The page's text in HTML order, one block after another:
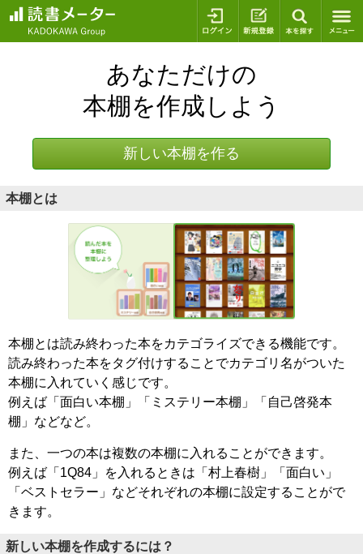
ログイン 新規登録
あなただけの
本棚を作成しよう
新しい本棚を作る
本棚とは
本棚とは読み終わった本をカテゴライズできる機能です。
読み終わった本をタグ付けすることでカテゴリ名がついた
本棚に入れていく感じです。
例えば「面白い本棚」「ミステリー本棚」「自己啓発本
棚」などなど。
また、一つの本は複数の本棚に入れることができます。
例えば「1Q84」を入れるときは「村上春樹」「面白い」
「ベストセラー」などそれぞれの本棚に設定することがで
きます。
新しい本棚を作成するには？